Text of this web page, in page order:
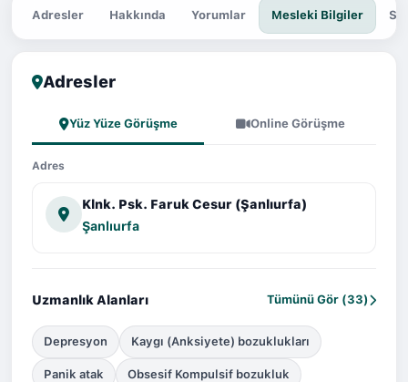
Adresler Hakkında Yorumlar Mesleki Bilgiler
Adresler
Yüz Yüze Görüşme Online Görüşme
Adres
Klnk. Psk. Faruk Cesur (Şanlıurfa)
Şanlıurfa
Uzmanlık Alanları Tümünü Gör (33)
Depresyon Kaygı (Anksiyete) bozuklukları
Panik atak Obsesif Kompulsif bozukluk